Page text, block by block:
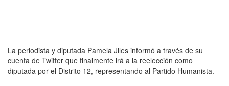
La periodista y diputada Pamela Jiles informó a través de su
cuenta de Twitter que finalmente irá a la reelección como
diputada por el Distrito 12, representando al Partido Humanista.